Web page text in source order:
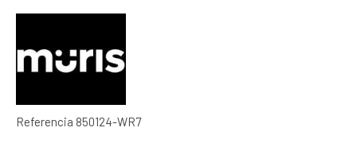
Referencia 850124-WR7